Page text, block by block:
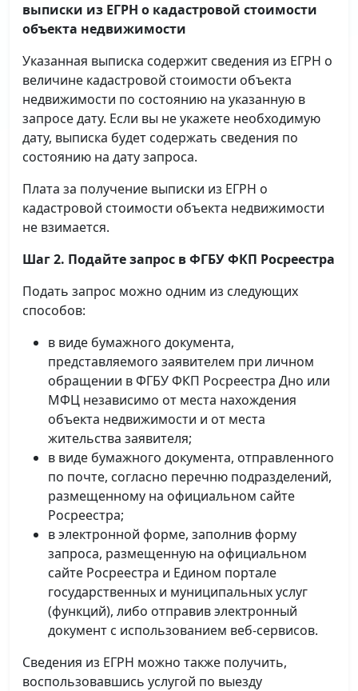
выписки из ЕГРН о кадастровой стоимости
объекта недвижимости
Указанная выписка содержит сведения из ЕГРН о
величине кадастровой стоимости объекта
недвижимости по состоянию на указанную в
запросе дату. Если вы не укажете необходимую
дату, выписка будет содержать сведения по
состоянию на дату запроса.
Плата за получение выписки из ЕГРН о
кадастровой стоимости объекта недвижимости
не взимается.
Шаг 2. Подайте запрос в ФГБУ ФКП Росреестра
Подать запрос можно одним из следующих
способов:
в виде бумажного документа,
представляемого заявителем при личном
обращении в ФГБУ ФКП Росреестра Дно или
МФЦ независимо от места нахождения
объекта недвижимости и от места
жительства заявителя;
в виде бумажного документа, отправленного
по почте, согласно перечню подразделений,
размещенному на официальном сайте
Росреестра;
в электронной форме, заполнив форму
запроса, размещенную на официальном
сайте Росреестра и Едином портале
государственных и муниципальных услуг
(функций), либо отправив электронный
документ с использованием веб-сервисов.
Сведения из ЕГРН можно также получить,
воспользовавшись услугой по выезду